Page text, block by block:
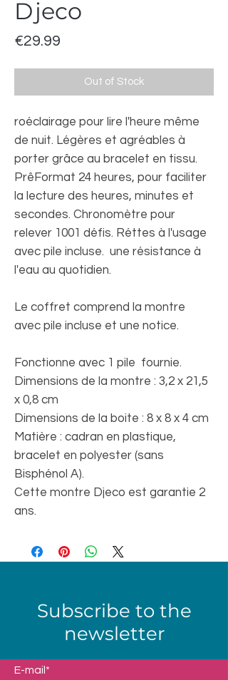
Djeco
€29.99
Out of Stock
roéclairage pour lire l'heure même
de nuit. Légères et agréables à
porter grâce au bracelet en tissu.
PrêFormat 24 heures, pour faciliter
la lecture des heures, minutes et
secondes. Chronomètre pour
relever 1001 défis. Réttes à l'usage
avec pile incluse. une résistance à
l'eau au quotidien.
Le coffret comprend la montre
avec pile incluse et une notice.
Fonctionne avec 1 pile fournie.
Dimensions de la montre : 3,2 x 21,5
x 0,8 cm
Dimensions de la boite : 8 x 8 x 4 cm
Matière : cadran en plastique,
bracelet en polyester (sans
Bisphénol A).
Cette montre Djeco est garantie 2
ans.
Subscribe to the
newsletter
E-mail*